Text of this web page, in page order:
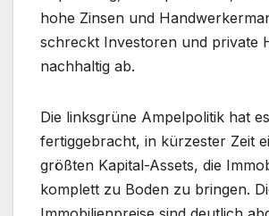
hohe Zinsen und
schreckt Investoren und private
nachhaltig ab.
Die linksgrüne Ampelpolitik hat
fertiggebracht, in kürzester Zeit
größten Kapital-Assets, die
komplett zu Boden zu bringen.